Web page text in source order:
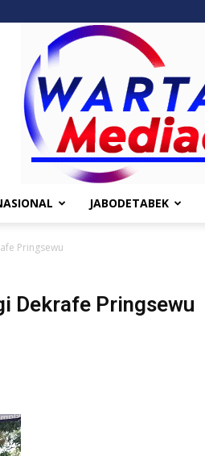
JABODETABEK
Pringsewu
Dekrafe Pringsewu